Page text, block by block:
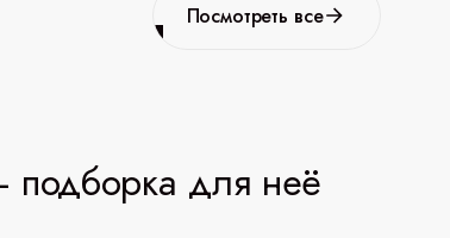
Посмотреть все
для неё